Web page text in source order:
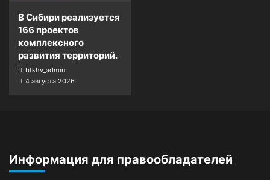
В Сибири реализуется
166 проектов
комплексного
развития территорий.
btkhv_admin
4 августа 2026
Информация для правообладателей